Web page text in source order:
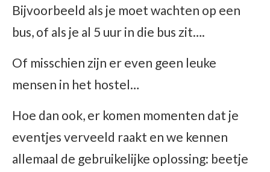
Bijvoorbeeld als je moet wachten op een
bus, of als je al 5 uur in die bus zit….
Of misschien zijn er even geen leuke
mensen in het hostel…
Hoe dan ook, er komen momenten dat je
eventjes verveeld raakt en we kennen
allemaal de gebruikelijke oplossing: beetje